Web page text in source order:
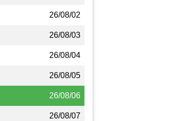
26/08/02
26/08/03
26/08/04
26/08/05
26/08/06
26/08/07